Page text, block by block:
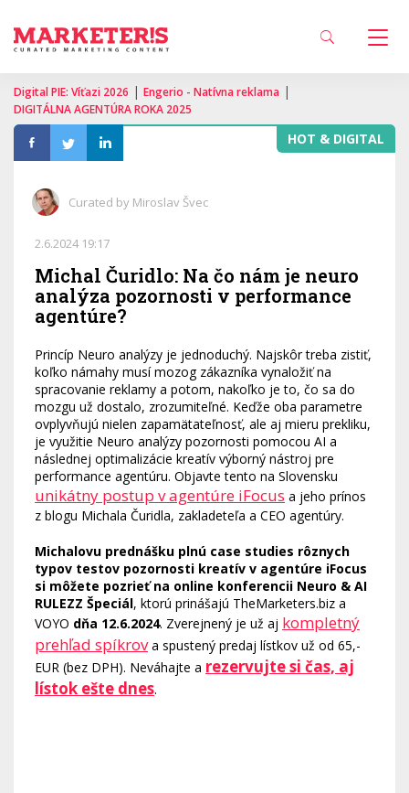
Digital PIE: Víťazi 2026 | Engerio - Natívna reklama |
DIGITÁLNA AGENTÚRA ROKA 2025
HOT & DIGITAL
Curated by Miroslav Švec
2.6.2024 19:17
Michal Čuridlo: Na čo nám je neuro
analýza pozornosti v performance
agentúre?
Princíp Neuro analýzy je jednoduchý. Najskôr treba zistiť,
koľko námahy musí mozog zákazníka vynaložiť na
spracovanie reklamy a potom, nakoľko je to, čo sa do
mozgu už dostalo, zrozumiteľné. Keďže oba parametre
ovplyvňujú nielen zapamätateľnosť, ale aj mieru prekliku,
je využitie Neuro analýzy pozornosti pomocou AI a
následnej optimalizácie kreatív výborný nástroj pre
performance agentúru. Objavte tento na Slovensku
unikátny postup v agentúre iFocus a jeho prínos
z blogu Michala Čuridla, zakladeteľa a CEO agentúry.
Michalovu prednášku plnú case studies rôznych
typov testov pozornosti kreatív v agentúre iFocus
si môžete pozrieť na online konferencii Neuro & AI
RULEZZ Špeciál, ktorú prinášajú TheMarketers.biz a
VOYO dňa 12.6.2024. Zverejnený je už aj kompletný
prehľad spíkrova spustený predaj lístkov už od 65,-
EUR (bez DPH). Neváhajte a rezervujte si čas, aj
lístok ešte dnes.